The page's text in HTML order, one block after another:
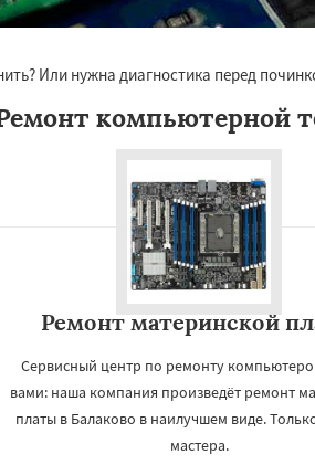
Или нужна диагностика перед
компьютерной
Ремонт материнской
Сервисный центр по ремонту
вами: наша компания произведёт ремонт
платы в Балаково в наилучшем виде.
мастера.